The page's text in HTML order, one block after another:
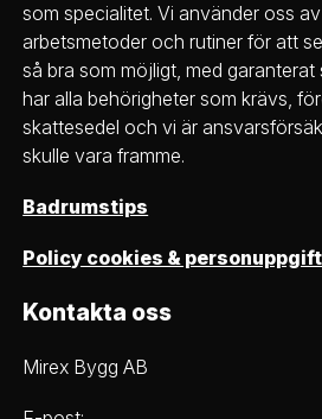
som specialitet. Vi använder oss
arbetsmetoder och rutiner för att
så bra som möjligt, med garanterat
har alla behörigheter som krävs,
skattesedel och vi är
skulle vara framme.
Badrumstips
Policy cookies &
Kontakta oss
Mirex Bygg AB